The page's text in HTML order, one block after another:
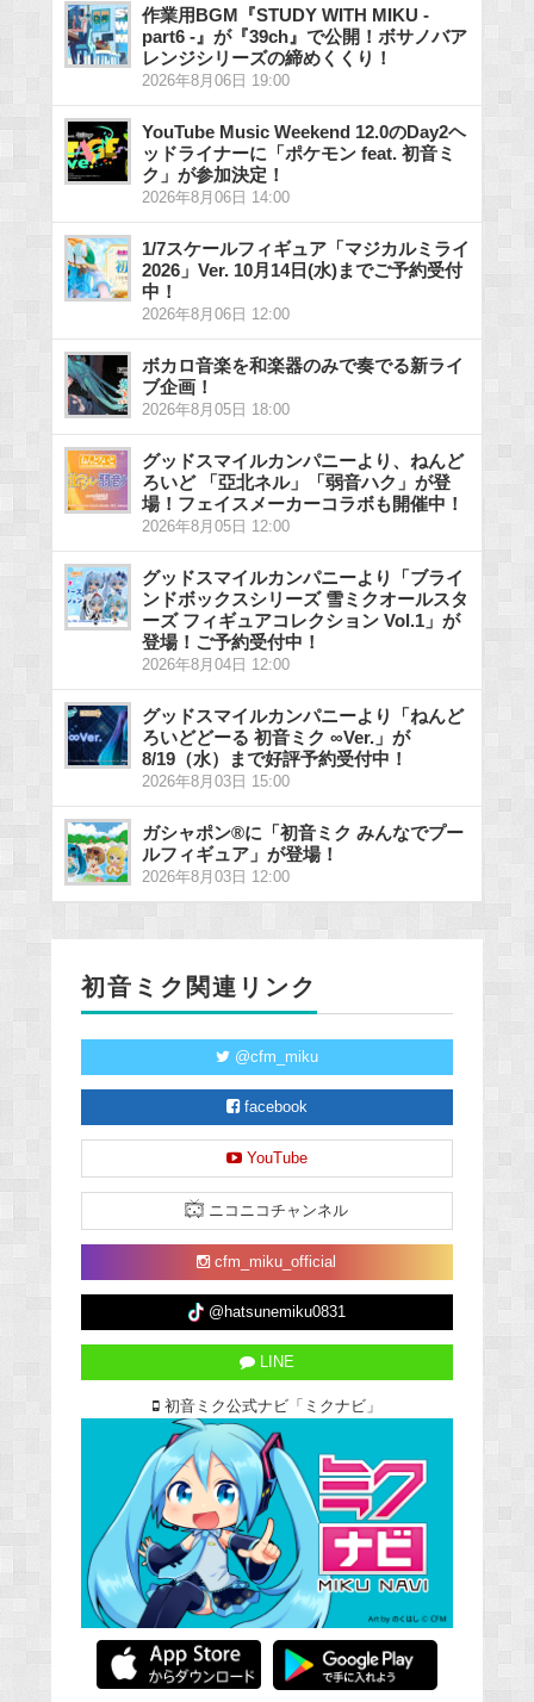
作業用BGM『STUDY WITH MIKU -
part6 -』が『39ch』で公開！ボサノバア
レンジシリーズの締めくくり！
2026年8月06日 19:00
YouTube Music Weekend 12.0のDay2ヘ
ッドライナーに「ポケモン feat. 初音ミ
ク」が参加決定！
2026年8月06日 14:00
1/7スケールフィギュア「マジカルミライ
2026」Ver. 10月14日(水)までご予約受付
中！
2026年8月06日 12:00
ボカロ音楽を和楽器のみで奏でる新ライ
ブ企画！
2026年8月05日 18:00
グッドスマイルカンパニーより、ねんど
ろいど 「亞北ネル」「弱音ハク」が登
場！フェイスメーカーコラボも開催中！
2026年8月05日 12:00
グッドスマイルカンパニーより「ブライ
ンドボックスシリーズ 雪ミクオールスタ
ーズ フィギュアコレクション Vol.1」が
登場！ご予約受付中！
2026年8月04日 12:00
グッドスマイルカンパニーより「ねんど
ろいどどーる 初音ミク ∞Ver.」が
8/19（水）まで好評予約受付中！
2026年8月03日 15:00
ガシャポン®に「初音ミク みんなでプー
ルフィギュア」が登場！
2026年8月03日 12:00
初音ミク関連リンク
@cfm_miku
facebook
YouTube
ニコニコチャンネル
cfm_miku_official
@hatsunemiku0831
LINE
初音ミク公式ナビ「ミクナビ」